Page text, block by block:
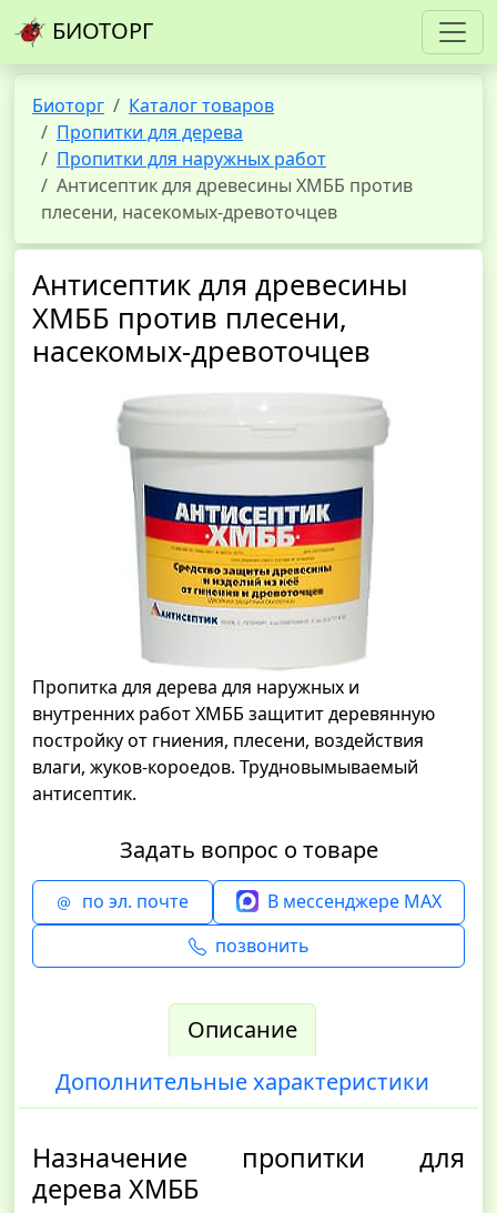
БИОТОРГ
Биоторг
Каталог товаров
Пропитки для дерева
Пропитки для наружных работ
Антисептик для древесины ХМББ против
плесени, насекомых-древоточцев
Антисептик для древесины
ХМББ против плесени,
насекомых-древоточцев
Пропитка для дерева для наружных и
внутренних работ ХМББ защитит деревянную
постройку от гниения, плесени, воздействия
влаги, жуков-короедов. Трудновымываемый
антисептик.
Задать вопрос о товаре
по эл. почте
В мессенджере MAX
позвонить
Описание
Дополнительные характеристики
Назначение пропитки для
дерева ХМББ